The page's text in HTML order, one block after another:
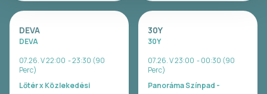
DEVA
DEVA
07.26. V 22:00 - 23:30 (90
Perc)
Lőtér x Közlekedési
30Y
30Y
07.26. V 23:00 - 00:30 (90
Perc)
Panoráma Színpad -